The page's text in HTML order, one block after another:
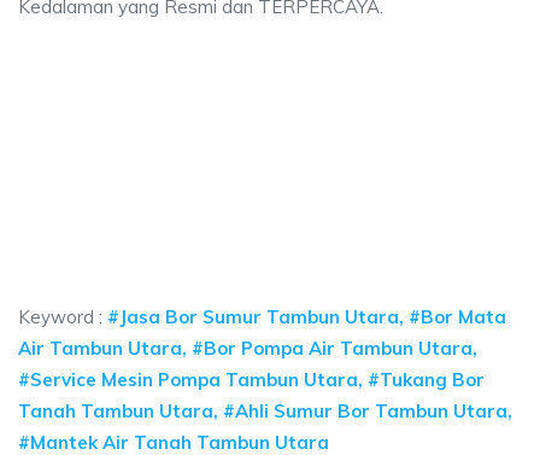
Kedalaman yang Resmi dan TERPERCAYA.
Keyword : #Jasa Bor Sumur Tambun Utara, #Bor Mata
Air Tambun Utara, #Bor Pompa Air Tambun Utara,
#Service Mesin Pompa Tambun Utara, #Tukang Bor
Tanah Tambun Utara, #Ahli Sumur Bor Tambun Utara,
#Mantek Air Tanah Tambun Utara